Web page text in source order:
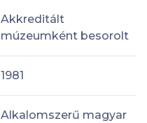
Akkreditált
múzeumként besorolt
1981
Alkalomszerű magyar